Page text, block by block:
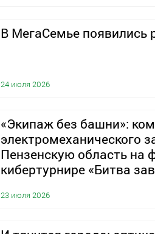
В МегаСемье появились
24 июля 2026
«Экипаж без башни»:
электромеханического
Пензенскую область на
кибертурнире «Битва
23 июля 2026